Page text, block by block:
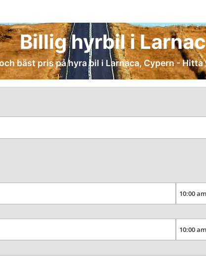
Billig hyrbil i
bäst pris på hyra bil i Larnaca, Cypern -